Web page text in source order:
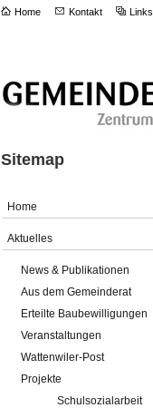
Home Kontakt Links
Sitemap
Home
Aktuelles
News & Publikationen
Aus dem Gemeinderat
Erteilte Baubewilligungen
Veranstaltungen
Wattenwiler-Post
Projekte
Schulsozialarbeit